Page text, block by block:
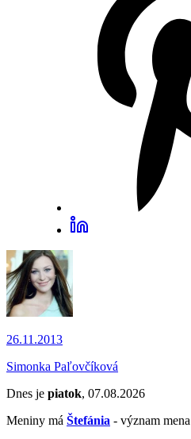
26.11.2013
Simonka Paľovčíková
Dnes je piatok, 07.08.2026
Meniny má Štefánia - význam mena